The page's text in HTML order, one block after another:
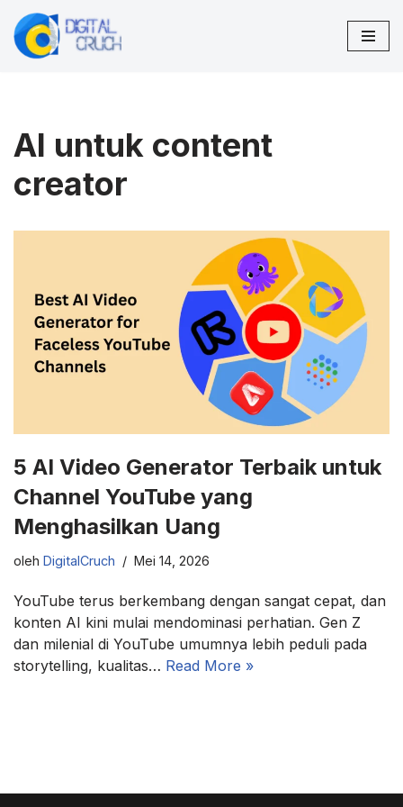
Lompat
AI untuk content
creator
5 AI Video Generator Terbaik untuk
Channel YouTube yang
Menghasilkan Uang
oleh DigitalCruch Mei 14, 2026
YouTube terus berkembang dengan sangat cepat, dan
konten AI kini mulai mendominasi perhatian. Gen Z
dan milenial di YouTube umumnya lebih peduli pada
storytelling, kualitas… Read More »